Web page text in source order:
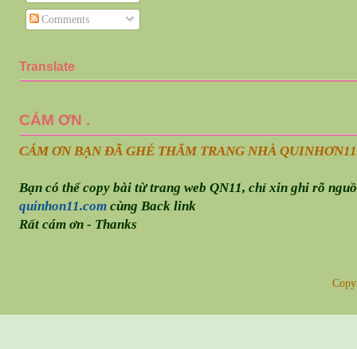
Comments
Translate
CÁM ƠN .
CÁM ƠN BẠN ĐÃ GHÉ THĂM TRANG NHÀ QUINHƠN
Bạn có thể copy bài từ trang web QN11, chỉ xin ghi rõ
quinhon11.comcùng Back link
Rất cám ơn - Thanks